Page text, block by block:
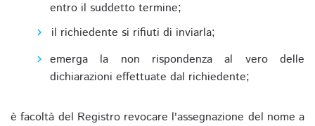
entro il suddetto termine;
il richiedente si rifiuti di inviarla;
emerga la non rispondenza al vero delle
dichiarazioni effettuate dal richiedente;
è facoltà del Registro revocare l'assegnazione del nome a